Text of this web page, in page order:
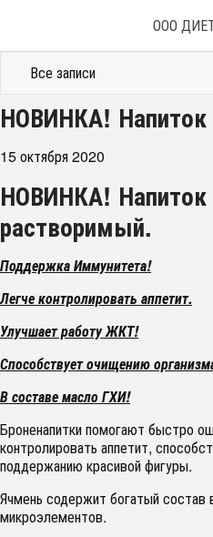
ООО
Все записи
НОВИНКА! Напиток
15 октября 2020
НОВИНКА!
растворимый.
Поддержка Иммунитета!
Легче контролировать аппетит.
Улучшает работу ЖКТ!
Способствует очищению
В составе масло ГХИ!
Броненапитки помогают быстро
контролировать аппетит,
поддержанию красивой фигуры.
Ячмень содержит богатый состав
микроэлементов.